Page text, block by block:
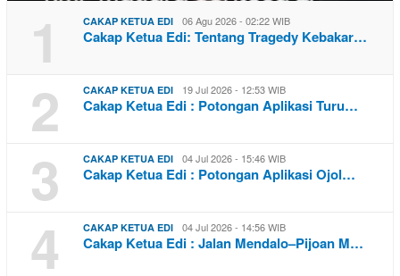
1 CAKAP KETUA EDI 06 Agu 2026 - 02:22 WIB
Cakap Ketua Edi: Tentang Tragedy Kebakar…
2 CAKAP KETUA EDI 19 Jul 2026 - 12:53 WIB
Cakap Ketua Edi : Potongan Aplikasi Turu…
3 CAKAP KETUA EDI 04 Jul 2026 - 15:46 WIB
Cakap Ketua Edi : Potongan Aplikasi Ojol…
4 CAKAP KETUA EDI 04 Jul 2026 - 14:56 WIB
Cakap Ketua Edi : Jalan Mendalo–Pijoan M…